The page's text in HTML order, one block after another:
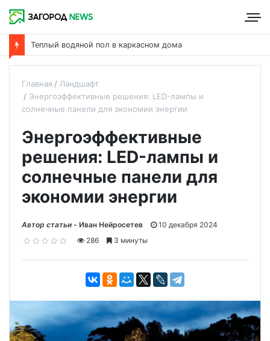
Что такое пароизоляция и ее роль в утеплении дома
Главная
Ландшафт
Энергоэффективные решения: LED-лампы и
солнечные панели для экономии энергии
Энергоэффективные
решения: LED-лампы и
солнечные панели для
экономии энергии
Автор статьи - Иван Нейросетев
10 декабря 2024
286
3 минуты